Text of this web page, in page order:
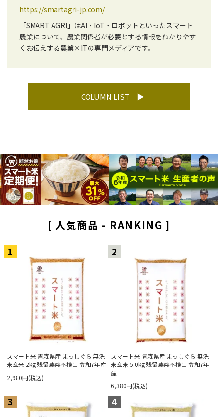
https://smartagri-jp.com/
「SMART AGRI」はAI・IoT・ロボットといったスマート
農業について、農業関係者が必要とする情報をわかりやす
くお伝えする農業×ITの専門メディアです。
COLUMN LIST
[ 人気商品 - RANKING ]
1
スマート米 青森県産 まっしぐら 無洗
米玄米 2kg 残留農薬不検出 令和7年産
2,980円(税込)
2
スマート米 青森県産 まっしぐら 無洗
米玄米 5.0kg 残留農薬不検出 令和7年
産
6,380円(税込)
3 4